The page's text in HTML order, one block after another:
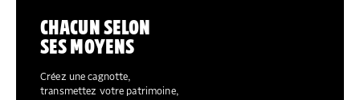
CHACUN SELON
SES MOYENS
Créez une cagnotte,
transmettez votre patrimoine,